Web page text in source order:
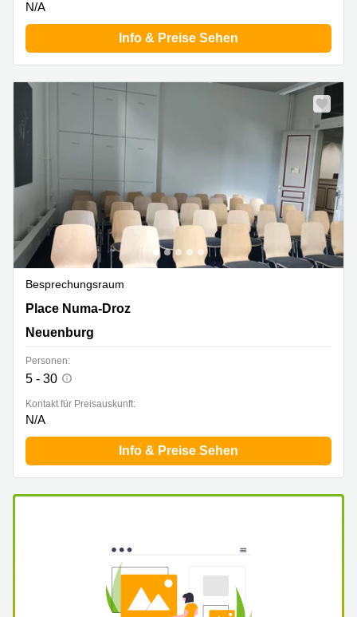
N/A
Info & Preise Sehen
Besprechungsraum
Place Numa-Droz 2, Neuenburg
Place Numa-Droz
Neuenburg
Personen:
5 - 30
Kontakt für Preisauskunft:
N/A
Info & Preise Sehen